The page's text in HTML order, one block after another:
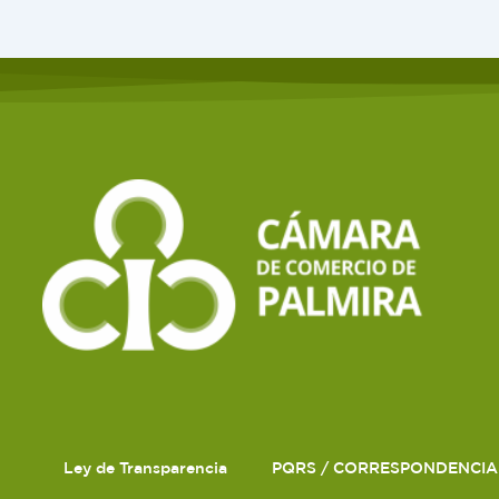
Ley de Transparencia PQRS / CORRESPONDENCIA